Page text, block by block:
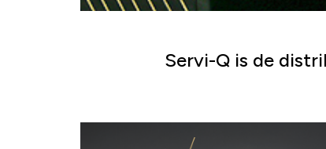
Servi-Q is de